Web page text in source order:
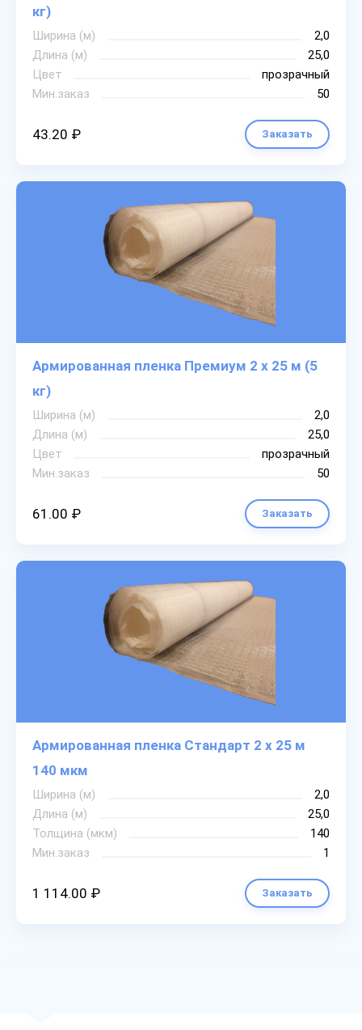
кг)
Ширина (м)
2,0
Длина (м)
25,0
Цвет
прозрачный
Мин.заказ
50
43.20 ₽ Заказать
Армированная пленка Премиум 2 х 25 м (5
кг)
Ширина (м)
2,0
Длина (м)
25,0
Цвет
прозрачный
Мин.заказ
50
61.00 ₽ Заказать
Армированная пленка Стандарт 2 х 25 м
140 мкм
Ширина (м)
2,0
Длина (м)
25,0
Толщина (мкм)
140
Мин.заказ
1
1 114.00 ₽ Заказать